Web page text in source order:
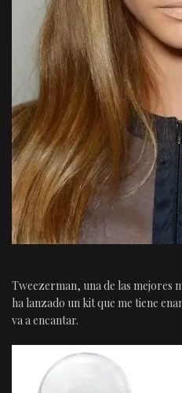
Tweezerman, una de las mejores
ha lanzado un kit que me tiene
va a encantar.